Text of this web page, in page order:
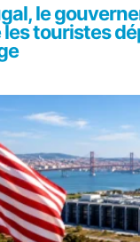
le
touristes